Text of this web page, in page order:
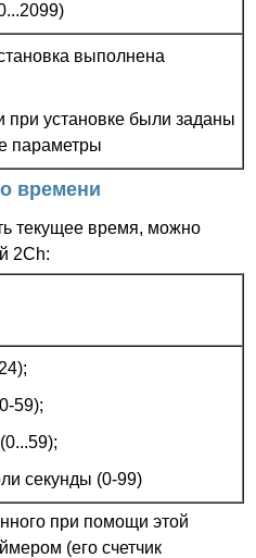
выполнена
при установке были заданы
параметры
времени
текущее время, можно
2Ch:
59);
секунды (0-99)
при помощи этой
(его счетчик